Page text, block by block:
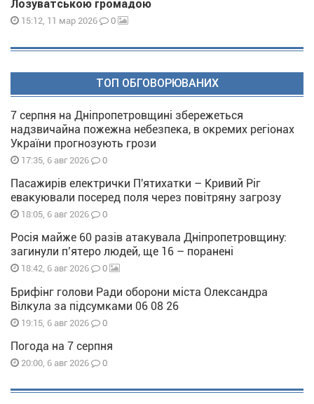
Лозуватською громадою
15:12, 11 мар 2026 0
ТОП ОБГОВОРЮВАНИХ
7 серпня на Дніпропетровщині збережеться
надзвичайна пожежна небезпека, в окремих регіонах
України прогнозують грози
17:35, 6 авг 2026 0
Пасажирів електрички П'ятихатки – Кривий Ріг
евакуювали посеред поля через повітряну загрозу
18:05, 6 авг 2026 0
Росія майже 60 разів атакувала Дніпропетровщину:
загинули п’ятеро людей, ще 16 – поранені
18:42, 6 авг 2026 0
Брифінг голови Ради оборони міста Олександра
Вілкула за підсумками 06 08 26
19:15, 6 авг 2026 0
Погода на 7 серпня
20:00, 6 авг 2026 0